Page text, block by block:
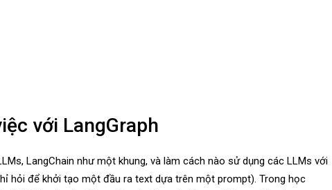
với LangGraph
LangChain như một khung, và làm cách nào sử dụng các LLMs với
hỏi để khởi tạo một đầu ra text dựa trên một prompt). Trong học